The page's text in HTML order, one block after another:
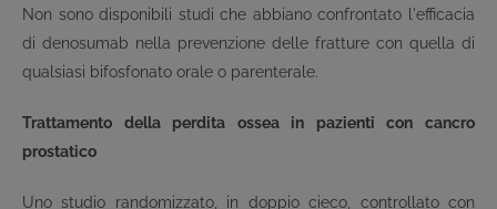
Non sono disponibili studi che abbiano confrontato l'efficacia
di denosumab nella prevenzione delle fratture con quella di
qualsiasi bifosfonato orale o parenterale.
Trattamento della perdita ossea in pazienti con cancro
prostatico
Uno studio randomizzato, in doppio cieco, controllato con